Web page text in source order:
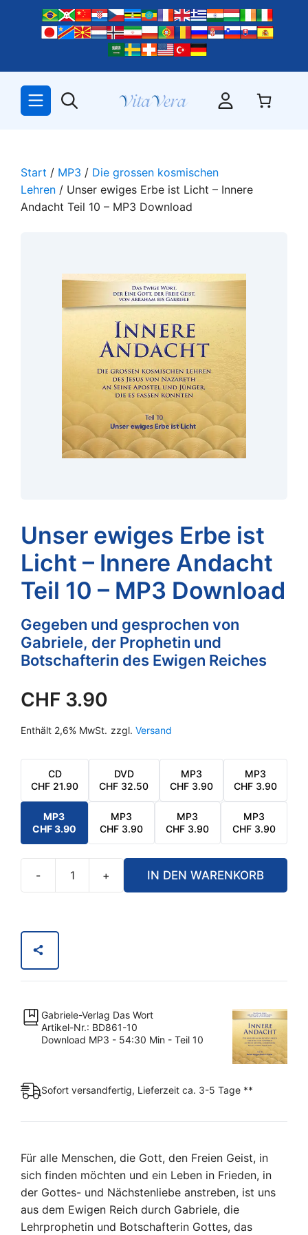
springen
Start / MP3 / Die grossen kosmischen
Lehren / Unser ewiges Erbe ist Licht – Innere
Andacht Teil 10 – MP3 Download
Unser ewiges Erbe ist
Licht – Innere Andacht
Teil 10 – MP3 Download
Gegeben und gesprochen von
Gabriele, der Prophetin und
Botschafterin des Ewigen Reiches
CHF 3.90
Enthält 2,6% MwSt. zzgl. Versand
CD
CHF 21.90
DVD
CHF 32.50
MP3
CHF3.90
MP3
CHF3.90
MP3
CHF3.90
MP3
CHF3.90
MP3
CHF 3.90
MP3
CHF 3.90
-
Unser
Innere
Teil
10
Download
Menge
+ IN DEN WARENKORB
Gabriele-Verlag Das Wort
Artikel-Nr.: BD861-10
Download MP3 - 54:30 Min - Teil 10
Sofort versandfertig, Lieferzeit ca. 3-5 Tage **
Für alle Menschen, die Gott, den Freien Geist, in
sich finden möchten und ein Leben in Frieden, in
der Gottes- und Nächstenliebe anstreben, ist uns
aus dem Ewigen Reich durch Gabriele, die
Lehrprophetin und Botschafterin Gottes, das